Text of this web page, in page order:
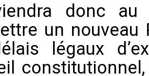
donc au
un nouveau
légaux